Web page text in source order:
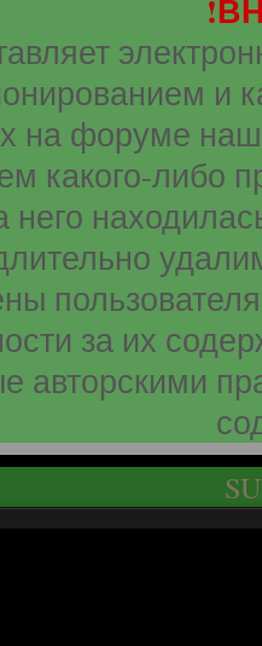
и
на форуме
какого-либо
него
за их
авторскими